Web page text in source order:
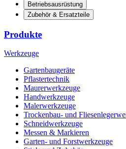
Betriebsausrüstung
Zubehör & Ersatzteile
Produkte
Werkzeuge
Gartenbaugeräte
Pflastertechnik
Maurerwerkzeuge
Handwerkzeuge
Malerwerkzeuge
Trockenbau- und
Schneidwerkzeuge
Messen & Markieren
Garten- und Forstwerkzeuge